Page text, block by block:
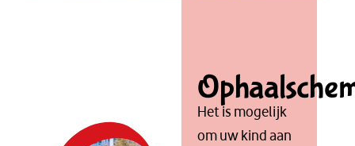
Het is mogelijk
om uw kind aan